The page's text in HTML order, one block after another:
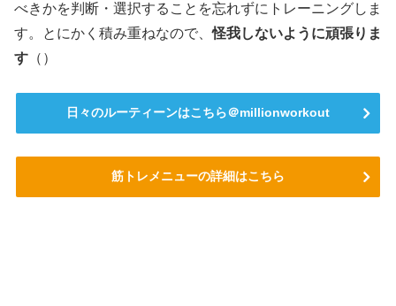
べきかを判断・選択することを忘れずにトレーニングしま
す。とにかく積み重ねなので、怪我しないように頑張りま
す （）
日々のルーティーンはこちら＠millionworkout
筋トレメニューの詳細はこちら